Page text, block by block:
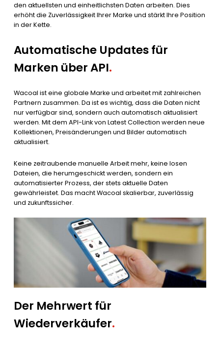
den aktuellsten und einheitlichsten Daten arbeiten. Dies
erhöht die Zuverlässigkeit Ihrer Marke und stärkt Ihre Position
in der Kette.
Automatische Updates für
Marken über API.
Wacoal ist eine globale Marke und arbeitet mit zahlreichen
Partnern zusammen. Da ist es wichtig, dass die Daten nicht
nur verfügbar sind, sondern auch automatisch aktualisiert
werden. Mit dem API-Link von Latest Collection werden neue
Kollektionen, Preisänderungen und Bilder automatisch
aktualisiert.
Keine zeitraubende manuelle Arbeit mehr, keine losen
Dateien, die herumgeschickt werden, sondern ein
automatisierter Prozess, der stets aktuelle Daten
gewährleistet. Das macht Wacoal skalierbar, zuverlässig
und zukunftssicher.
Der Mehrwert für
Wiederverkäufer.